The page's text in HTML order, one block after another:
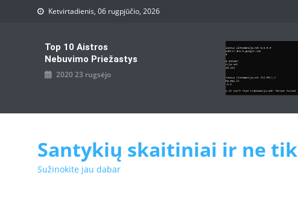
Ketvirtadienis, 06 rugpjūčio, 2026
Top 10 Aistros
Nebuvimo Priežastys
2020 23 rugsėjo
Santykių skaitiniai ir ne tik
Sužinokite jau dabar